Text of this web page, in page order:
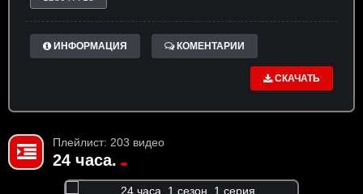
ИНФОРМАЦИЯ КОМЕНТАРИИ
СКАЧАТЬ
Плейлист: 203 видео
24 часа.